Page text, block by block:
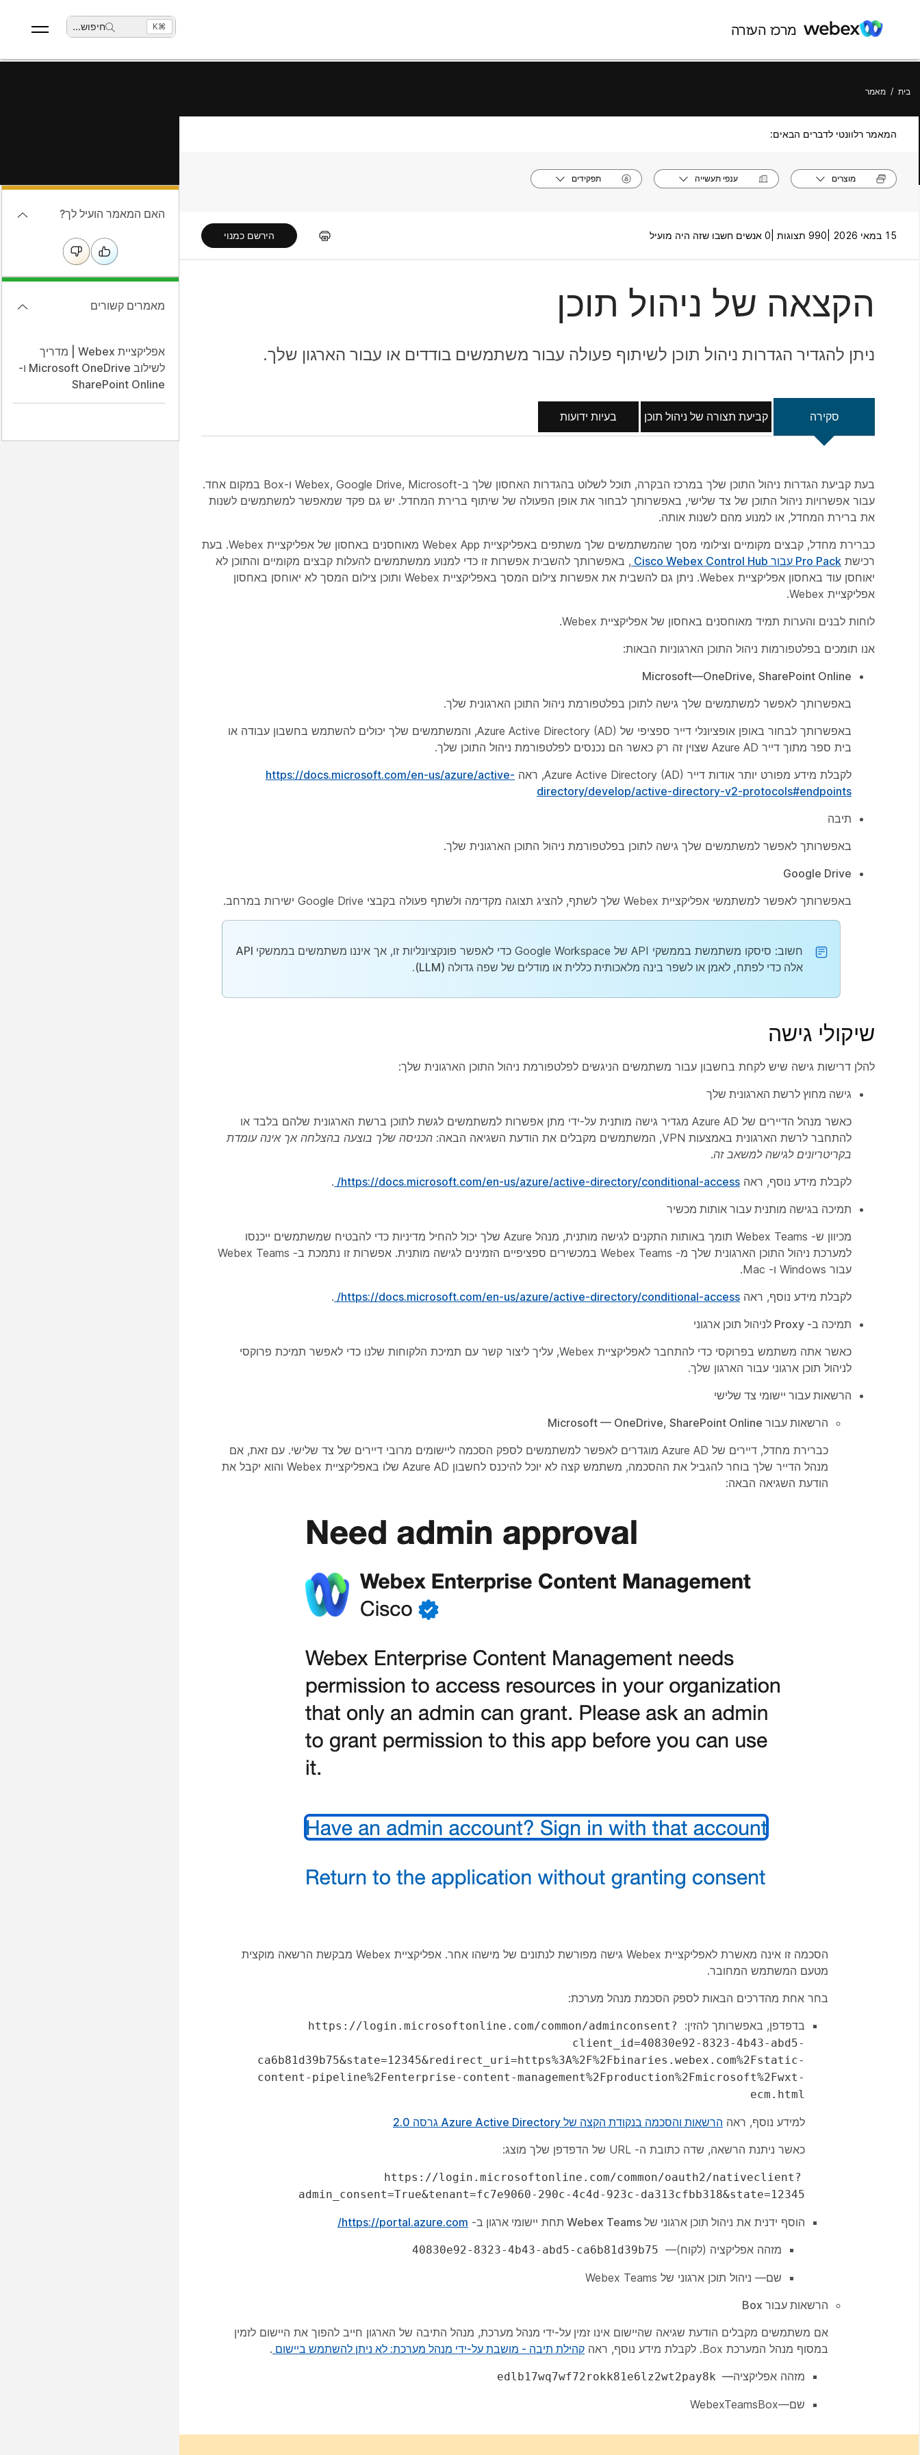
מרכז העזרה חיפוש... ⌘K
בית / מאמר
המאמר רלוונטי לדברים הבאים:
מוצרים ענפי תעשייה תפקידים
15 במאי 2026 | 990 תצוגות | 0 אנשים חשבו שזה היה מועיל הירשם כמנוי
הקצאה של ניהול תוכן
ניתן להגדיר הגדרות ניהול תוכן לשיתוף פעולה עבור משתמשים בודדים או עבור הארגון שלך.
סקירה קביעת תצורה של ניהול תוכן בעיות ידועות
בעת קביעת הגדרות ניהול התוכן שלך במרכז הבקרה, תוכל לשלוט בהגדרות האחסון שלך ב-Webex, Google Drive, Microsoft ו-Box במקום אחד.
עבור אפשרויות ניהול התוכן של צד שלישי, באפשרותך לבחור את אופן הפעולה של שיתוף ברירת המחדל. יש גם פקד שמאפשר למשתמשים לשנות
את ברירת המחדל, או למנוע מהם לשנות אותה.
כברירת מחדל, קבצים מקומיים וצילומי מסך שהמשתמשים שלך משתפים באפליקציית Webex App מאוחסנים באחסון של אפליקציית Webex. בעת
רכישת Pro Pack עבור Cisco Webex Control Hub
, באפשרותך להשבית אפשרות זו כדי למנוע ממשתמשים להעלות קבצים מקומיים והתוכן לא
יאוחסן עוד באחסון אפליקציית Webex. ניתן גם להשבית את אפשרות צילום המסך באפליקציית Webex ותוכן צילום המסך לא יאוחסן באחסון
אפליקציית Webex.
לוחות לבנים והערות תמיד מאוחסנים באחסון של אפליקציית Webex.
אנו תומכים בפלטפורמות ניהול התוכן הארגוניות הבאות:
Microsoft—OneDrive, SharePoint Online
באפשרותך לאפשר למשתמשים שלך גישה לתוכן בפלטפורמת ניהול התוכן הארגונית שלך.
באפשרותך לבחור באופן אופציונלי דייר ספציפי של Azure Active Directory (AD), והמשתמשים שלך יכולים להשתמש בחשבון עבודה או
בית ספר מתוך דייר Azure AD שצוין זה רק כאשר הם נכנסים לפלטפורמת ניהול התוכן שלך.
לקבלת מידע מפורט יותר אודות דייר Azure Active Directory (AD), ראה
https://docs.microsoft.com/en-us/azure/active-
directory/develop/active-directory-v2-protocols#endpoints
תיבה
באפשרותך לאפשר למשתמשים שלך גישה לתוכן בפלטפורמת ניהול התוכן הארגונית שלך.
Google Drive
באפשרותך לאפשר למשתמשי אפליקציית Webex שלך לשתף, להציג תצוגה מקדימה ולשתף פעולה בקבצי Google Drive ישירות במרחב.
חשוב: סיסקו משתמשת בממשקי API של Google Workspace כדי לאפשר פונקציונליות זו, אך
איננו משתמשים בממשקי API
אלה כדי לפתח, לאמן או לשפר בינה מלאכותית כללית או מודלים של שפה גדולה (LLM).
שיקולי גישה
להלן דרישות גישה שיש לקחת בחשבון עבור משתמשים הניגשים לפלטפורמת ניהול התוכן הארגונית שלך:
גישה מחוץ לרשת הארגונית שלך
כאשר מנהל הדיירים של Azure AD מגדיר גישה מותנית על-ידי מתן אפשרות למשתמשים לגשת לתוכן ברשת הארגונית שלהם בלבד או
להתחבר לרשת הארגונית באמצעות VPN, המשתמשים מקבלים את הודעת השגיאה הבאה:
הכניסה שלך בוצעה בהצלחה אך אינה עומדת
בקריטריונים לגישה למשאב זה.
לקבלת מידע נוסף, ראה https://docs.microsoft.com/en-us/azure/active-directory/conditional-access/
.
תמיכה בגישה מותנית עבור אותות מכשיר
מכיוון ש- Webex Teams תומך באותות התקנים לגישה מותנית, מנהל Azure שלך יכול להחיל מדיניות כדי להבטיח שמשתמשים ייכנסו
למערכת ניהול התוכן הארגונית שלך מ- Webex Teams במכשירים ספציפיים הזמינים לגישה מותנית. אפשרות זו נתמכת ב- Webex Teams
עבור Windows ו- Mac.
לקבלת מידע נוסף, ראה https://docs.microsoft.com/en-us/azure/active-directory/conditional-access/
.
תמיכה ב- Proxy לניהול תוכן ארגוני
כאשר אתה משתמש בפרוקסי כדי להתחבר לאפליקציית Webex, עליך ליצור קשר עם תמיכת הלקוחות שלנו כדי לאפשר תמיכת פרוקסי
לניהול תוכן ארגוני עבור הארגון שלך.
הרשאות עבור יישומי צד שלישי
הרשאות עבור Microsoft — OneDrive, SharePoint Online
כברירת מחדל, דיירים של Azure AD מוגדרים לאפשר למשתמשים לספק הסכמה ליישומים מרובי דיירים של צד שלישי. עם זאת, אם
מנהל הדייר שלך בוחר להגביל את ההסכמה, משתמש קצה לא יוכל להיכנס לחשבון Azure AD שלו באפליקציית Webex והוא יקבל את
הודעת השגיאה הבאה:
הסכמה זו אינה מאשרת לאפליקציית Webex גישה מפורשת לנתונים של מישהו אחר. אפליקציית Webex מבקשת הרשאה מוקצית
מטעם המשתמש המחובר.
בחר אחת מהדרכים הבאות לספק הסכמת מנהל מערכת:
בדפדפן, באפשרותך להזין:
https://login.microsoftonline.com/common/adminconsent?
client_id=40830e92-8323-4b43-abd5-
ca6b81d39b75&state=12345&redirect_uri=https%3A%2F%2Fbinaries.webex.com%2Fstatic-
content-pipeline%2Fenterprise-content-management%2Fproduction%2Fmicrosoft%2Fwxt-
ecm.html
למידע נוסף, ראה הרשאות והסכמה בנקודת הקצה של Azure Active Directory גרסה 2.0
כאשר ניתנת הרשאה, שדה כתובת ה- URL של הדפדפן שלך מוצג:
https://login.microsoftonline.com/common/oauth2/nativeclient?
admin_consent=True&tenant=fc7e9060-290c-4c4d-923c-da313cfbb318&state=12345
הוסף ידנית את ניהול תוכן ארגוני של Webex Teams תחת יישומי ארגון ב- https://portal.azure.com/
מזהה אפליקציה (לקוח)—
40830e92-8323-4b43-abd5-ca6b81d39b75
שם— ניהול תוכן ארגוני של Webex Teams
הרשאות עבור Box
אם משתמשים מקבלים הודעת שגיאה שהיישום אינו זמין על-ידי מנהל מערכת, מנהל התיבה של הארגון חייב להפוך את היישום לזמין
במסוף מנהל המערכת Box. לקבלת מידע נוסף, ראה
קהילת תיבה - מושבת על-ידי מנהל מערכת: לא ניתן להשתמש ביישום .
מזהה אפליקציה—
edlb17wq7wf72rokk81e6lz2wt2pay8k
שם—WebexTeamsBox
האם המאמר הועיל לך?
מאמרים קשורים
אפליקציית Webex | מדריך
לשילוב Microsoft OneDrive ו-
SharePoint Online